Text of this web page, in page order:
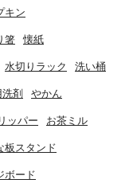
キン
箸 懐紙
水切りラック 洗い桶
剤 やかん
ッパー お茶ミル
板スタンド
ボード